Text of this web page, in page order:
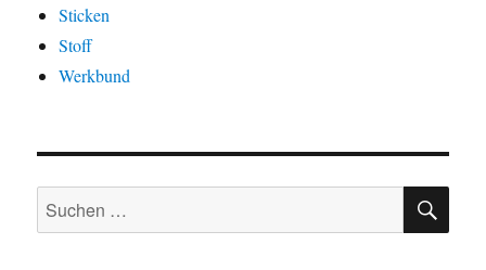
Sticken
Stoff
Werkbund
Suchen
nach: